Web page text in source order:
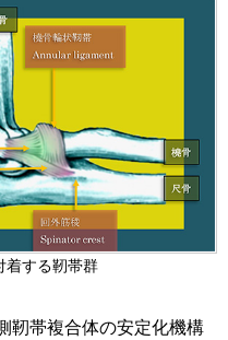
する靭帯群
靭帯複合体の安定化機構